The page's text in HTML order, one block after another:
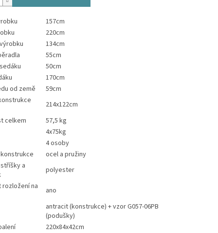
157cm
220cm
134cm
55cm
50cm
170cm
od země
59cm
214x122cm
celkem
57,5 kg
4x75kg
4 osoby
ocel a pružiny
a
polyester
na
ano
antracit (konstrukce) + vzor G057-06PB
(podušky)
220x84x42cm